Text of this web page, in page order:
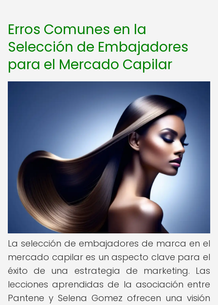
Erros Comunes en la
Selección de Embajadores
para el Mercado Capilar
La selección de embajadores de marca en el
mercado capilar es un aspecto clave para el
éxito de una estrategia de marketing. Las
lecciones aprendidas de la asociación entre
Pantene y Selena Gomez ofrecen una visión